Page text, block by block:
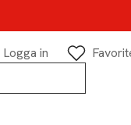
Logga in